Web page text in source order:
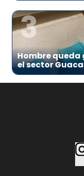
3
Hombre queda
el sector